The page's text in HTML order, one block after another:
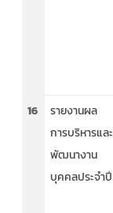
16
รายงานผล
การบริหารและ
พัฒนางาน
บุคคลประจำปี